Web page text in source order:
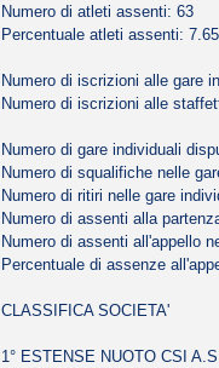
Numero di atleti assenti: 63
Percentuale atleti assenti:
Numero di iscrizioni alle gare
Numero di iscrizioni alle
Numero di gare individuali
Numero di squalifiche nelle
Numero di ritiri nelle gare
Numero di assenti alla
Numero di assenti all'appello
Percentuale di assenze
CLASSIFICA SOCIETA'
1° ESTENSE NUOTO CSI